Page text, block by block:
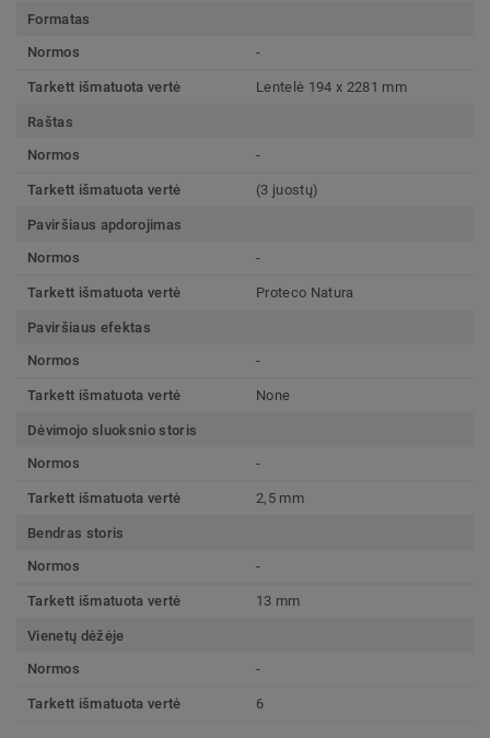
Formatas
Normos
-
Tarkett išmatuota vertė Lentelė 194 x 2281 mm
Raštas
Normos
-
Tarkett išmatuota vertė (3 juostų)
Paviršiaus apdorojimas
Normos
-
Tarkett išmatuota vertė Proteco Natura
Paviršiaus efektas
Normos
-
Tarkett išmatuota vertė None
Dėvimojo sluoksnio storis
Normos
-
Tarkett išmatuota vertė 2,5 mm
Bendras storis
Normos
-
Tarkett išmatuota vertė 13 mm
Vienetų dėžėje
Normos
-
Tarkett išmatuota vertė 6